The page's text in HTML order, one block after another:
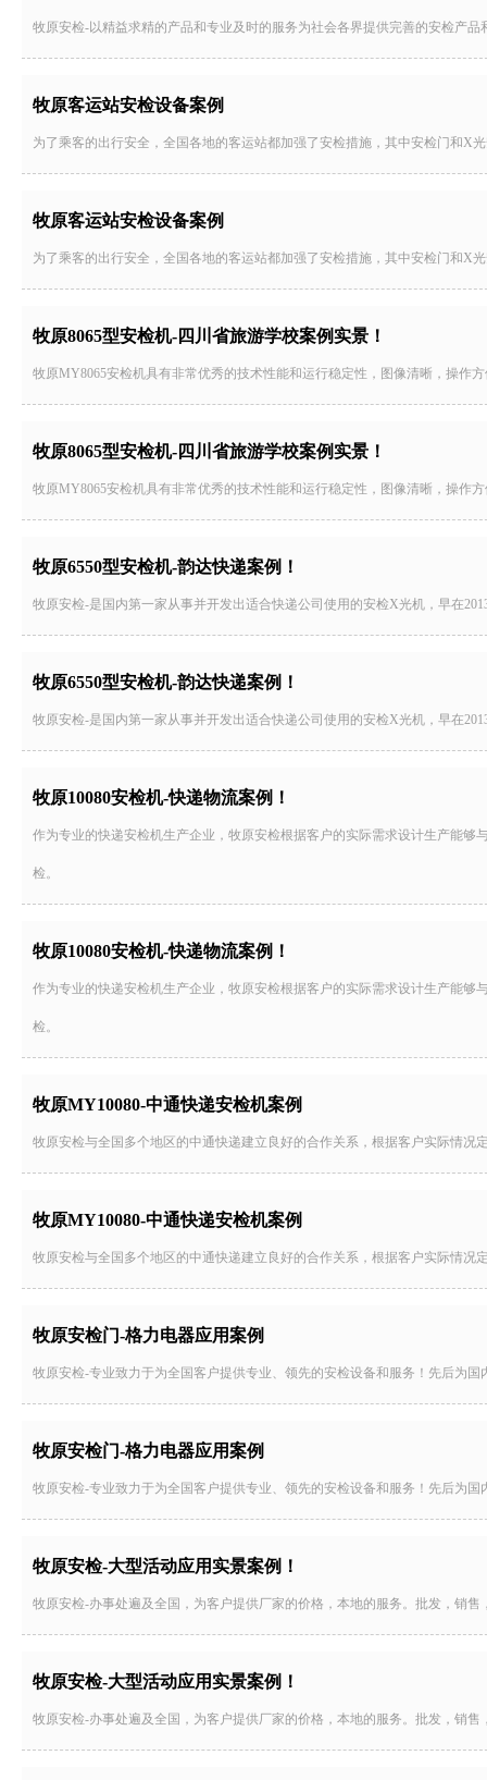
牧原安检-以精益求精的产品和专业及时的服务为社会各界提供完善的安检产
牧原客运站安检设备案例
为了乘客的出行安全，全国各地的客运站都加强了安检措施，其中安检门和X
牧原客运站安检设备案例
为了乘客的出行安全，全国各地的客运站都加强了安检措施，其中安检门和X
牧原8065型安检机-四川省旅游学校案例实景！
牧原MY8065安检机具有非常优秀的技术性能和运行稳定性，图像清晰，操作
牧原8065型安检机-四川省旅游学校案例实景！
牧原MY8065安检机具有非常优秀的技术性能和运行稳定性，图像清晰，操作
牧原6550型安检机-韵达快递案例！
牧原安检-是国内第一家从事并开发出适合快递公司使用的安检X光机，早在
牧原6550型安检机-韵达快递案例！
牧原安检-是国内第一家从事并开发出适合快递公司使用的安检X光机，早在
牧原10080安检机-快递物流案例！
作为专业的快递安检机生产企业，牧原安检根据客户的实际需求设计生产能
检。
牧原10080安检机-快递物流案例！
作为专业的快递安检机生产企业，牧原安检根据客户的实际需求设计生产能
检。
牧原MY10080-中通快递安检机案例
牧原安检与全国多个地区的中通快递建立良好的合作关系，根据客户实际情况
牧原MY10080-中通快递安检机案例
牧原安检与全国多个地区的中通快递建立良好的合作关系，根据客户实际情况
牧原安检门-格力电器应用案例
牧原安检-专业致力于为全国客户提供专业、领先的安检设备和服务！先后为
牧原安检门-格力电器应用案例
牧原安检-专业致力于为全国客户提供专业、领先的安检设备和服务！先后为
牧原安检-大型活动应用实景案例！
牧原安检-办事处遍及全国，为客户提供厂家的价格，本地的服务。批发，销
牧原安检-大型活动应用实景案例！
牧原安检-办事处遍及全国，为客户提供厂家的价格，本地的服务。批发，销